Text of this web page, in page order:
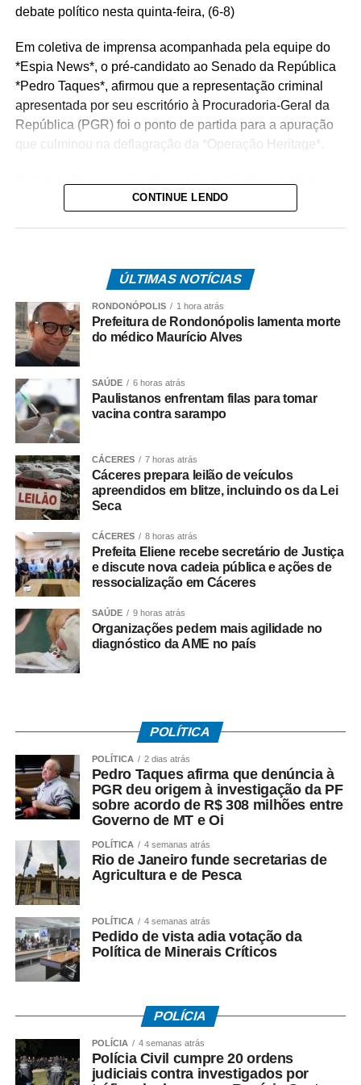
debate político nesta quinta-feira, (6-8)
Em coletiva de imprensa acompanhada pela equipe do
*Espia News*, o pré-candidato ao Senado da República
*Pedro Taques*, afirmou que a representação criminal
apresentada por seu escritório à Procuradoria-Geral da
República (PGR) foi o ponto de partida para a apuração
que culminou na deflagração da *Operação Heritage*.
análise de documentos que, na avaliação dele, apontam
*Como surgiu o caso*
O acordo investigado envolve uma disputa tributária entre
o Governo de Mato Grosso e a Oi S.A., encerrada por
meio de um acordo administrativo que movimentou cerca
de R$ 308 milhões.
Na coletiva, Pedro Taques afirmou que o Estado possuía
decisões judiciais favoráveis e que, por isso, não haveria
fundamento jurídico para a celebração do acordo da
forma como ocorreu. Segundo ele, a legislação estadual
que criou a Câmara de Resolução Consensual de
Conflitos, a *Consenso-MT*, não autorizaria esse tipo de
negociação envolvendo créditos tributários.
O ex-governador também disse que sua equipe
identificou movimentações financeiras consideradas
suspeitas envolvendo fundos de investimento ligados aos
valores pagos no acordo. As informações foram reunidas
em uma representação encaminhada à PGR, que
posteriormente resultou na abertura das investigações
pela Polícia Federal.
firmado pelo Governo do Estado e afirmou que:
criminal apresentada por seu escritório;
– *O acordo com a Oi foi ilegal*, em sua avaliação;
– *Houve falhas nos critérios* utilizados para definir os
valores envolvidos;
– *O fluxo dos recursos públicos precisa ser esclarecido*
pelas autoridades responsáveis.
O ex-governador destacou ainda que as medidas
cautelares da Operação Heritage foram autorizadas pelo
Supremo Tribunal Federal após manifestação da
Procuradoria-Geral da República.
A Operação Heritage apura se houve irregularidades na
acordo com a Oi.
CONTINUE LENDO
ÚLTIMAS NOTÍCIAS
RONDONÓPOLIS 1 hora atrás
Prefeitura de Rondonópolis lamenta morte
do médico Maurício Alves
SAÚDE 6 horas atrás
Paulistanos enfrentam filas para tomar
vacina contra sarampo
CÁCERES 7 horas atrás
Cáceres prepara leilão de veículos
apreendidos em blitze, incluindo os da Lei
Seca
CÁCERES 8 horas atrás
Prefeita Eliene recebe secretário de Justiça
e discute nova cadeia pública e ações de
ressocialização em Cáceres
SAÚDE 9 horas atrás
Organizações pedem mais agilidade no
diagnóstico da AME no país
POLÍTICA
POLÍTICA 2 dias atrás
Pedro Taques afirma que denúncia à
PGR deu origem à investigação da PF
sobre acordo de R$ 308 milhões entre
Governo de MT e Oi
POLÍTICA 4 semanas atrás
Rio de Janeiro funde secretarias de
Agricultura e de Pesca
POLÍTICA 4 semanas atrás
Pedido de vista adia votação da
Política de Minerais Críticos
POLÍCIA
POLÍCIA 4 semanas atrás
Polícia Civil cumpre 20 ordens
judiciais contra investigados por